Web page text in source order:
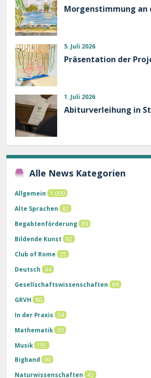
Morgenstimmung an
5. Juli 2026
Präsentation der
1. Juli 2026
Abiturverleihung in
Alle News Kategorien
Allgemein
1.009
Alte Sprachen
82
Begabtenförderung 89
Bildende Kunst
62
Club of Rome
25
Deutsch
44
Gesellschaftswissenschaften
89
GRVH
80
In der Praxis 34
Mathematik 30
Musik 191
Bigband
90
Naturwissenschaften
42